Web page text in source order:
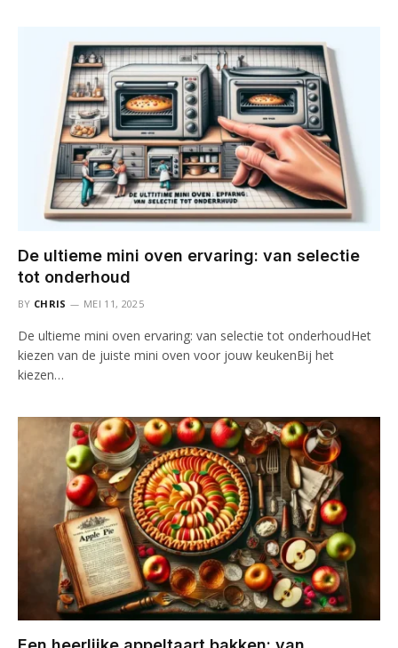
De ultieme mini oven ervaring: van selectie
tot onderhoud
BY CHRIS MEI 11, 2025
De ultieme mini oven ervaring: van selectie tot onderhoudHet
kiezen van de juiste mini oven voor jouw keukenBij het
kiezen…